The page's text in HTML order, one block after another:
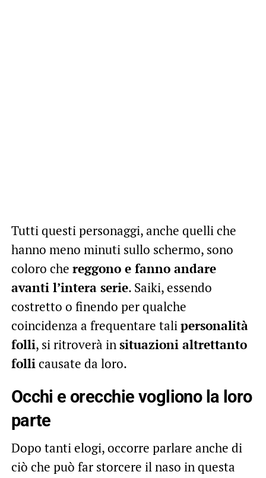
Tutti questi personaggi, anche quelli che
hanno meno minuti sullo schermo, sono
coloro che reggono e fanno andare
avanti l’intera serie. Saiki, essendo
costretto o finendo per qualche
coincidenza a frequentare talipersonalità
folli, si ritroverà insituazioni altrettanto
follicausate da loro.
Occhi e orecchie vogliono la loro
parte
Dopo tanti elogi, occorre parlare anche di
ciò che può far storcere il naso in questa